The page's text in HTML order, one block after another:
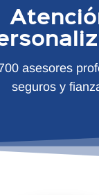
asesores
seguros y